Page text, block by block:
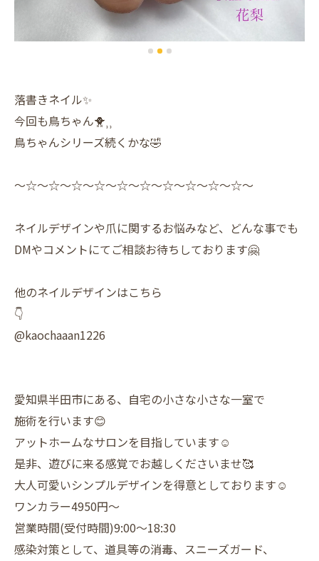
落書きネイル✨️
今回も鳥ちゃん🐥⸒⸒
鳥ちゃんシリーズ続くかな🤣
〜☆〜☆〜☆〜☆〜☆〜☆〜☆〜☆〜☆〜☆〜
ネイルデザインや爪に関するお悩みなど、どんな事でも
DMやコメントにてご相談お待ちしております🤗
他のネイルデザインはこちら
👇
@kaochaaan1226
愛知県半田市にある、自宅の小さな小さな一室で
施術を行います😊
アットホームなサロンを目指しています☺️
是非、遊びに来る感覚でお越しくださいませ🥰
大人可愛いシンプルデザインを得意としております☺️
ワンカラー4950円〜
営業時間(受付時間)9:00〜18:30
感染対策として、道具等の消毒、スニーズガード、